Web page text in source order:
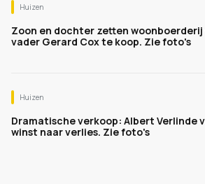
Huizen
Zoon en dochter zetten
vader Gerard Cox te koop. Zie foto's
Huizen
Dramatische verkoop: Albert Verlinde
winst naar verlies. Zie foto's